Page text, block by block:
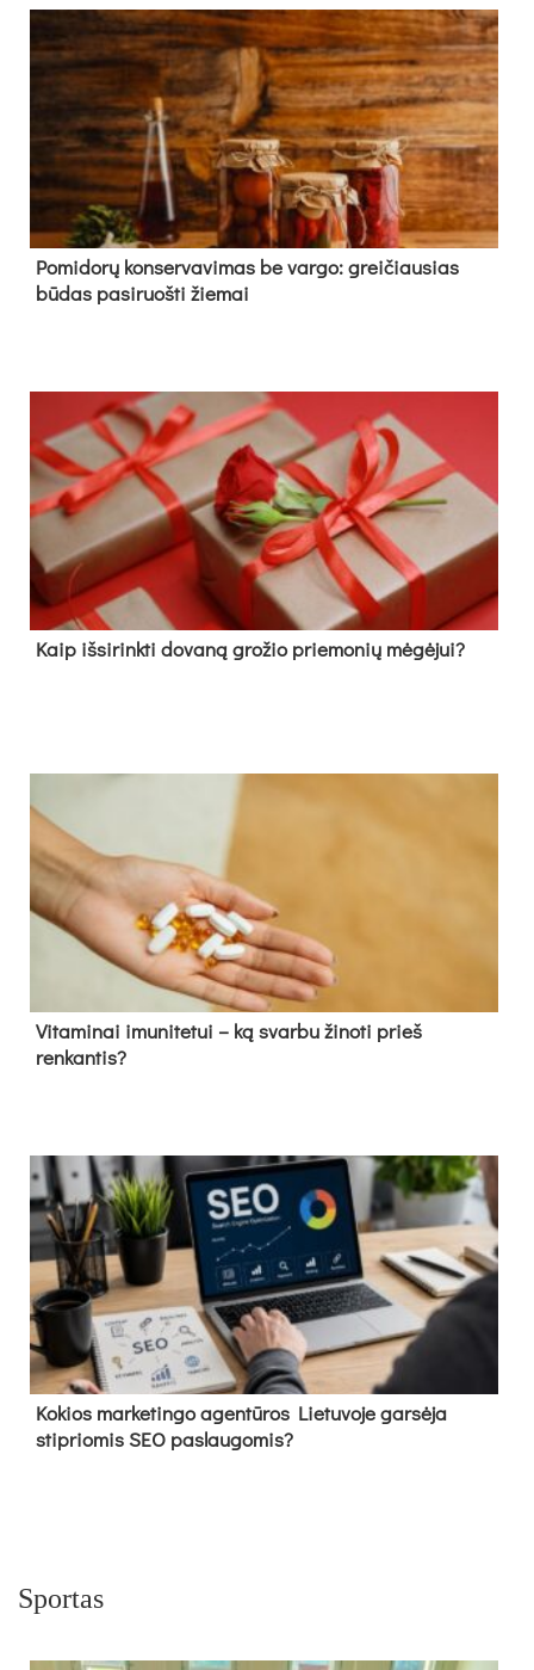
Pomidorų konservavimas be vargo: greičiausias
būdas pasiruošti žiemai
Kaip išsirinkti dovaną grožio priemonių mėgėjui?
Vitaminai imunitetui – ką svarbu žinoti prieš
renkantis?
Kokios marketingo agentūros Lietuvoje garsėja
stipriomis SEO paslaugomis?
Sportas